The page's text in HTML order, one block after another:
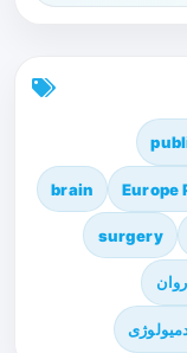
Europe
brain
surgery